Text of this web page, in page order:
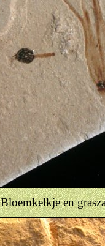
Bloemkelkje en